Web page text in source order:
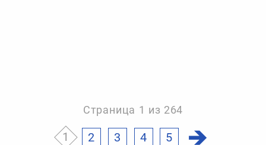
Страница 1 из 264
1 2 3 4 5